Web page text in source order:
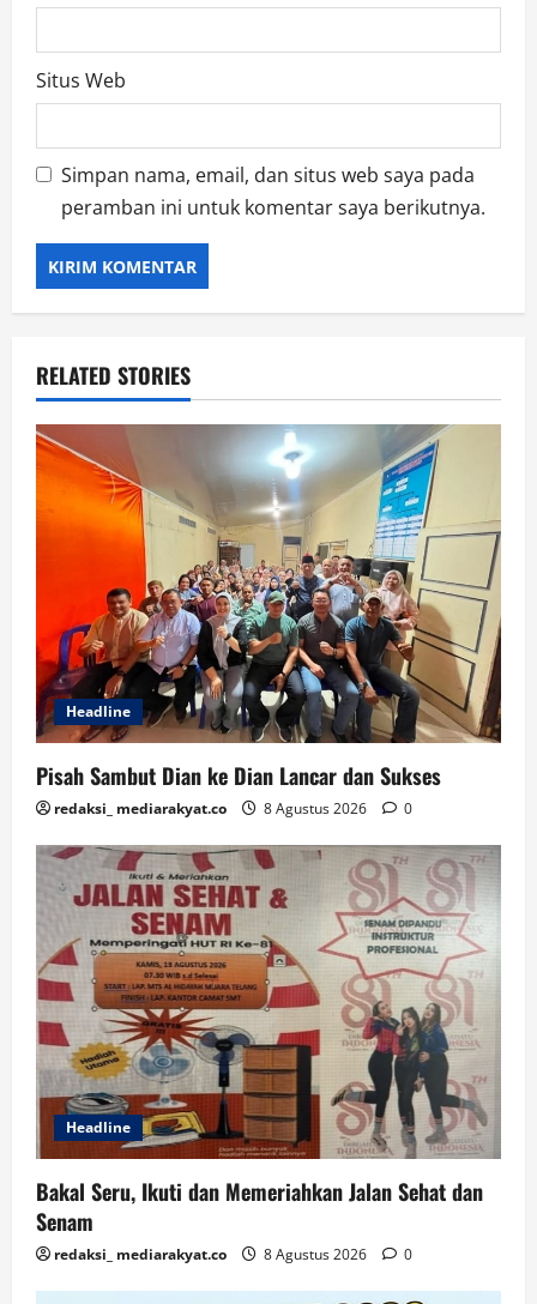
Situs Web
Simpan nama, email, dan situs web saya pada
peramban ini untuk komentar saya berikutnya.
RELATED STORIES
Headline
Pisah Sambut Dian ke Dian Lancar dan Sukses
redaksi_ mediarakyat.co 8 Agustus 2026 0
Headline
Bakal Seru, Ikuti dan Memeriahkan Jalan Sehat dan
Senam
redaksi_ mediarakyat.co 8 Agustus 2026 0